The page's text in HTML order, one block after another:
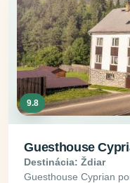
9.8
Guesthouse
Destinácia: Ždiar
Guesthouse Cyprian